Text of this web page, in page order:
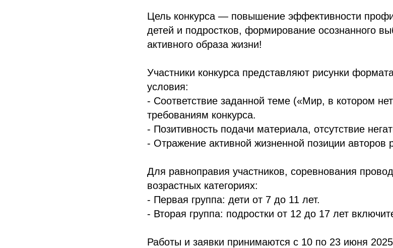
Цель конкурса — повышение эффективности
детей и подростков, формирование осознанного
активного образа жизни!
Участники конкурса представляют рисунки
условия:
- Соответствие заданной теме («Мир, в котором
требованиям конкурса.
- Позитивность подачи материала, отсутствие
- Отражение активной жизненной позиции авторов
Для равноправия участников, соревнования
возрастных категориях:
- Первая группа: дети от 7 до 11 лет.
- Вторая группа: подростки от 12 до 17 лет
Работы и заявки принимаются с 10 по 23 июня